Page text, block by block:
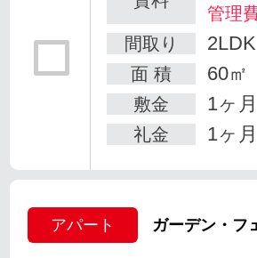
管理
間取り
2LDK
面 積 60㎡
敷金 1ヶ月
礼金 1ヶ月
アパート ガーデン・フ